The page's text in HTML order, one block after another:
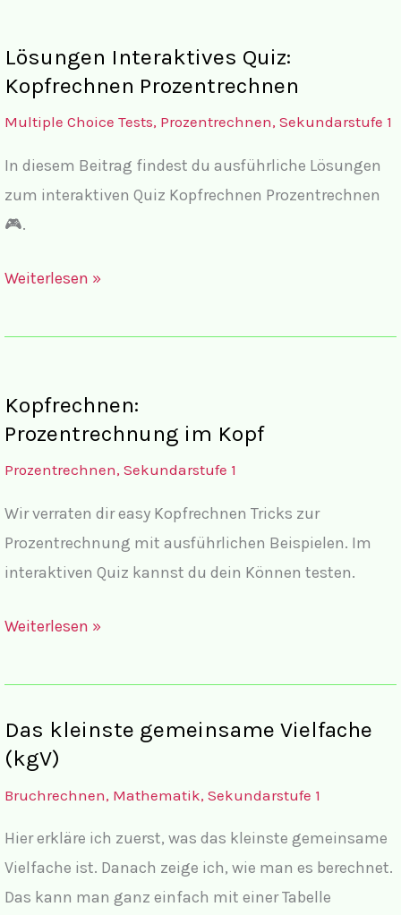
🎮
Lösungen Interaktives Quiz:
Kopfrechnen Prozentrechnen
Multiple Choice Tests, Prozentrechnen, Sekundarstufe 1
In diesem Beitrag findest du ausführliche Lösungen
zum interaktiven Quiz Kopfrechnen Prozentrechnen
🎮.
Lösungen
Quiz:
Prozentrechnen
Weiterlesen »
Kopfrechnen:
Prozentrechnung im Kopf
Prozentrechnen, Sekundarstufe 1
Wir verraten dir easy Kopfrechnen Tricks zur
Prozentrechnung mit ausführlichen Beispielen. Im
interaktiven Quiz kannst du dein Können testen.
Kopfrechnen:
im
Weiterlesen »
Das kleinste gemeinsame Vielfache
(kgV)
Bruchrechnen, Mathematik, Sekundarstufe 1
Hier erkläre ich zuerst, was das kleinste gemeinsame
Vielfache ist. Danach zeige ich, wie man es berechnet.
Das kann man ganz einfach mit einer Tabelle